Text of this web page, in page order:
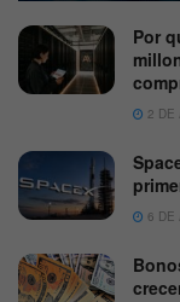
Por
2 DE
6 DE